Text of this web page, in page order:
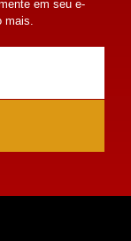
em seu e-